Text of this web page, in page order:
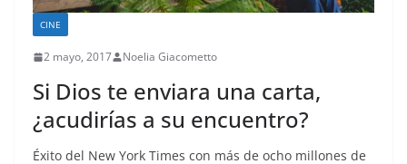
CINE
2 mayo, 2017 Noelia Giacometto
Si Dios te enviara una carta,
¿acudirías a su encuentro?
Éxito del New York Times con más de ocho millones de